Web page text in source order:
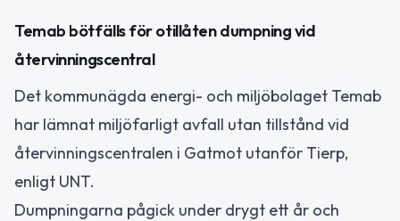
Temab bötfälls för otillåten dumpning vid
återvinningscentral
Det kommunägda energi- och miljöbolaget Temab
har lämnat miljöfarligt avfall utan tillstånd vid
återvinningscentralen i Gatmot utanför Tierp,
enligt UNT.
Dumpningarna pågick under drygt ett år och